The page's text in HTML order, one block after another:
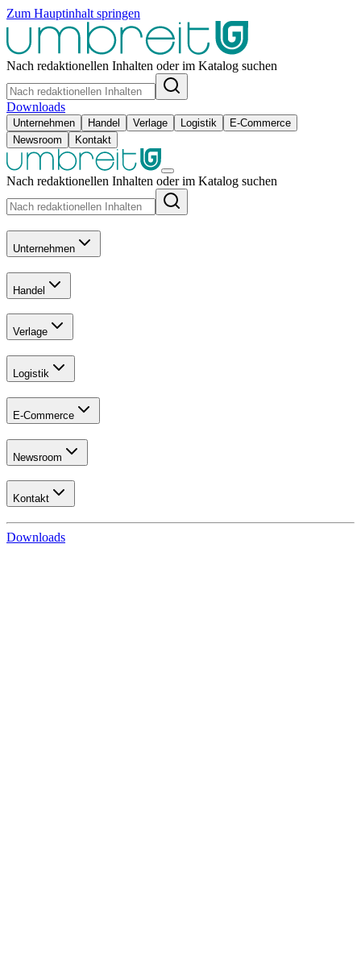
Zum Hauptinhalt springen
Nach redaktionellen Inhalten oder im Katalog suchen
Downloads
Unternehmen Handel Verlage Logistik
E-Commerce
Newsroom
Kontakt
Nach redaktionellen Inhalten oder im Katalog suchen
Unternehmen
Handel
Verlage
Logistik
E-Commerce
Newsroom
Kontakt
Downloads